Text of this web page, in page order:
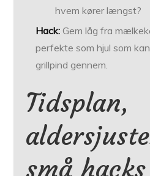
hvem kører længst?
Hack: Gem låg fra
perfekte som hjul som
grillpind gennem.
Tidsplan,
små